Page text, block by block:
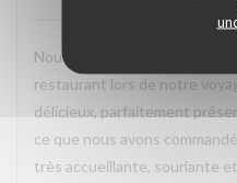
Nous avons passé une
restaurant lors de notre
délicieux, parfaitement
ce que nous avons
très accueillante, souriante